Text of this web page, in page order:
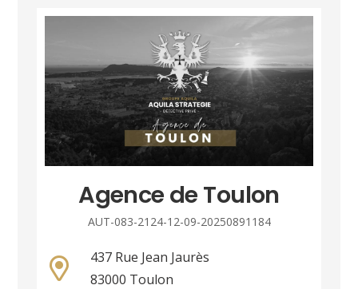
Agence de Toulon
AUT-083-2124-12-09-20250891184
437 Rue Jean Jaurès
83000 Toulon